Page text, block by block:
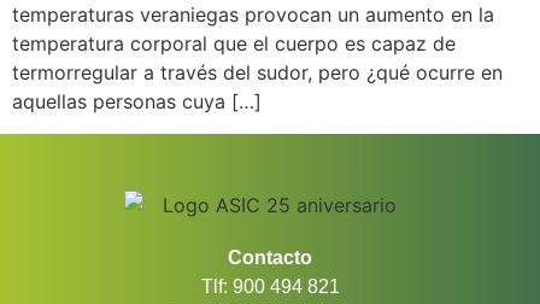
temperaturas veraniegas provocan un aumento en la
temperatura corporal que el cuerpo es capaz de
termorregular a través del sudor, pero ¿qué ocurre en
aquellas personas cuya […]
Contacto
Tlf: 900 494 821